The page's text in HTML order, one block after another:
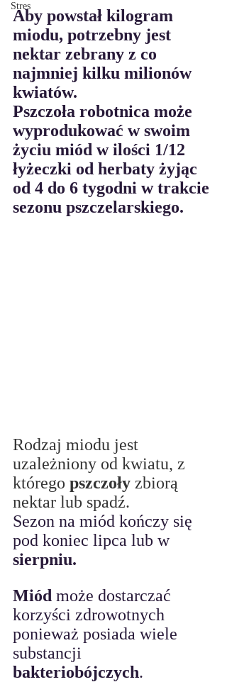
Stres
Aby powstał kilogram
miodu, potrzebny jest
nektar zebrany z co
najmniej kilku milionów
kwiatów.
Pszczoła robotnica może
wyprodukować w swoim
życiu miód w ilości 1/12
łyżeczki od herbaty żyjąc
od 4 do 6 tygodni w trakcie
sezonu pszczelarskiego.
Rodzaj miodu jest
uzależniony od kwiatu, z
którego pszczoły zbiorą
nektar lub spadź.
Sezon na miód kończy się
pod koniec lipca lub w
sierpniu.
Miód może dostarczać
korzyści zdrowotnych
ponieważ posiada wiele
substancji
bakteriobójczych.